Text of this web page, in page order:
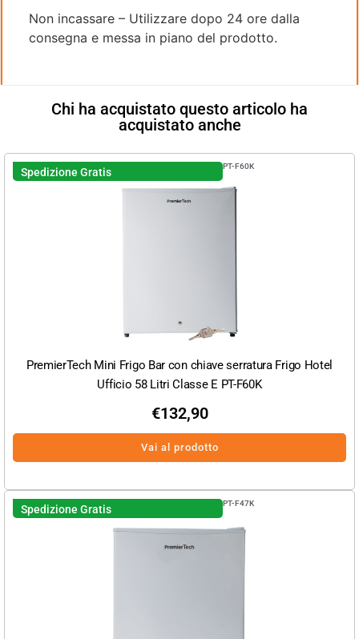
Non incassare – Utilizzare dopo 24 ore dalla
consegna e messa in piano del prodotto.
Chi ha acquistato questo articolo ha
acquistato anche
Spedizione Gratis PT-F60K
PremierTech Mini Frigo Bar con chiave serratura Frigo Hotel
Ufficio 58 Litri Classe E PT-F60K
€132,90
Vai al prodotto
Spedizione Gratis PT-F47K